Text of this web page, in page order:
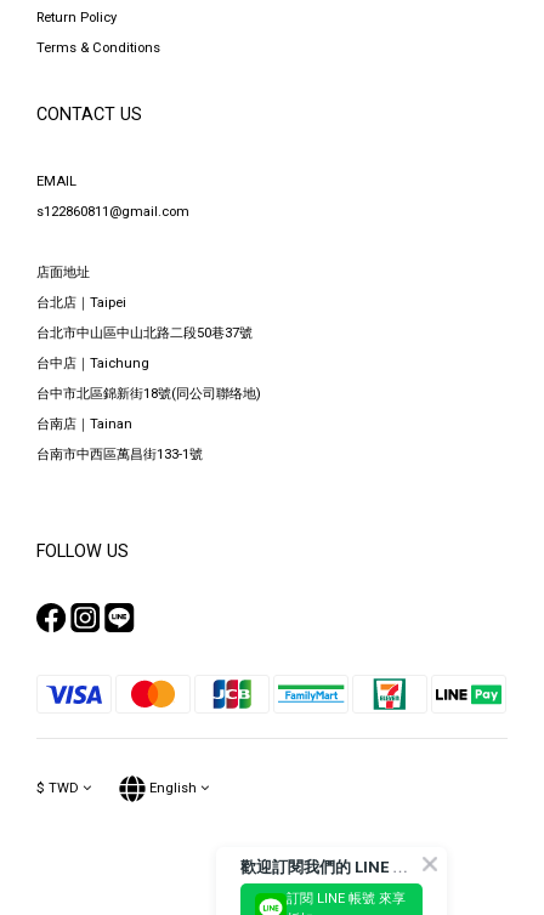
Return Policy
Terms & Conditions
CONTACT US
EMAIL
s122860811@gmail.com
店面地址
台北店｜Taipei
台北市中山區中山北路二段50巷37號
台中店｜Taichung
台中市北區錦新街18號(同公司聯络地)
台南店｜Tainan
台南市中西區萬昌街133-1號
FOLLOW US
$ TWD English
Powered by SHOPLINE
歡
迎訂閱我們的 LINE 官方帳號
訂閱 LINE 帳號 來享